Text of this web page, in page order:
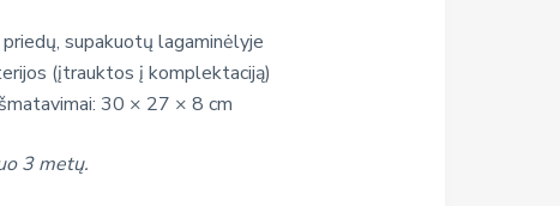
supakuotų lagaminėlyje
(įtrauktos į komplektaciją)
30 × 27 × 8 cm
3 metų.